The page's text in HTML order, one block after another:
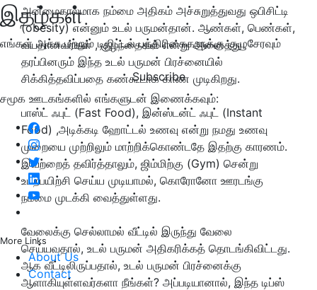
இதழ்கள்
எங்கள் அச்சு மற்றும் டிஜிட்டல் பத்திரிகைகளுக்கு குழுசேரவும்
Subscribe
சமூக ஊடகங்களில் எங்களுடன் இணைக்கவும்:
More Links
About Us
Contact
அன்மைகாலமாக நம்மை அதிகம் அச்சுறுத்துவது ஒபிசிட்டி
(obesity) என்னும் உடல் பருமன்தான். ஆண்கள், பெண்கள்,
வயதானவர்கள் , குழந்தைகள் என்று அனைத்து
தரப்பினரும் இந்த உடல் பருமன் பிரச்னையில்
சிக்கித்தவிப்பதை கண்கூடாக காண முடிகிறது.
பாஸ்ட் ஃபுட் (Fast Food), இன்ஸ்டன்ட் ஃபுட் (Instant
Food) ,அடிக்கடி ஹோட்டல் உணவு என்று நமது உணவு
முறையை முற்றிலும் மாற்றிக்கொண்டதே இதற்கு காரணம்.
இவற்றைத் தவிர்த்தாலும், ஜிம்மிற்கு (Gym) சென்று
உடற்பயிற்சி செய்ய முடியாமல், கொரோனோ ஊரடங்கு
நம்மை முடக்கி வைத்துள்ளது.
வேலைக்கு செல்லாமல் வீட்டில் இருந்து வேலை
செய்யவதால், உடல் பருமன் அதிகரிக்கத் தொடங்கிவிட்டது.
ஆக வீட்டிலிருப்பதால், உடல் பருமன் பிரச்னைக்கு
ஆளாகியுள்ளவர்களா நீங்கள்? அப்படியானால், இந்த டிப்ஸ்